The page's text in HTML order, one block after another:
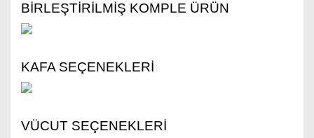
BİRLEŞTİRİLMİŞ KOMPLE ÜRÜN
KAFA SEÇENEKLERİ
VÜCUT SEÇENEKLERİ